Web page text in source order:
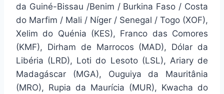
da Guiné-Bissau /Benim / Burkina Faso / Costa
do Marfim / Mali / Níger / Senegal / Togo (XOF),
Xelim do Quénia (KES), Franco das Comores
(KMF), Dirham de Marrocos (MAD), Dólar da
Libéria (LRD), Loti do Lesoto (LSL), Ariary de
Madagáscar (MGA), Ouguiya da Mauritânia
(MRO), Rupia da Maurícia (MUR), Kwacha do